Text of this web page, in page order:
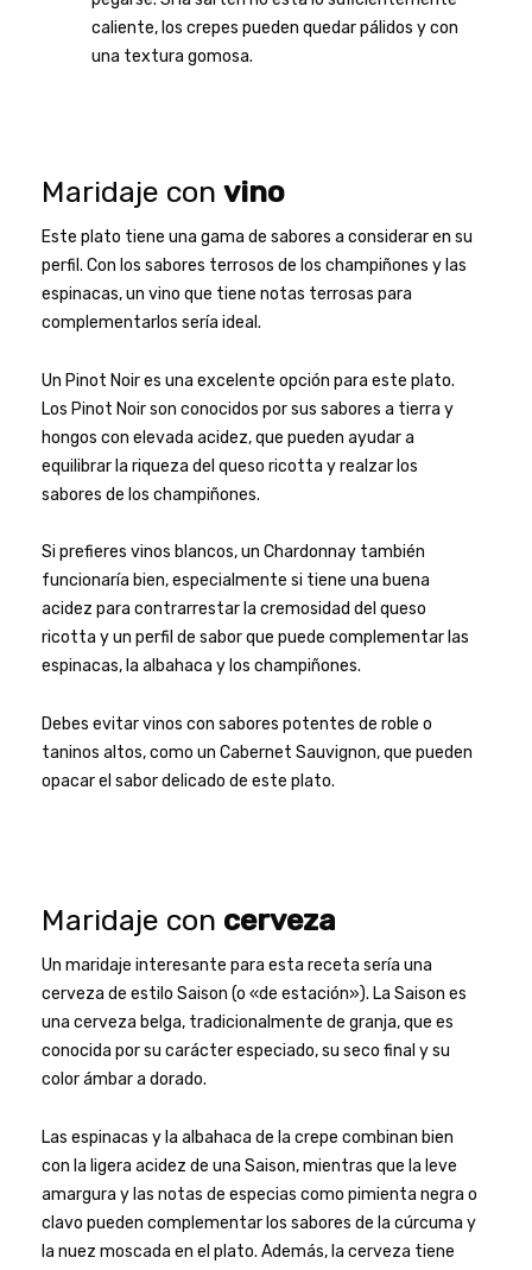
caliente, los crepes pueden quedar pálidos y con
una textura gomosa.
Maridaje con vino
Este plato tiene una gama de sabores a considerar en su
perfil. Con los sabores terrosos de los champiñones y las
espinacas, un vino que tiene notas terrosas para
complementarlos sería ideal.
Un Pinot Noir es una excelente opción para este plato.
Los Pinot Noir son conocidos por sus sabores a tierra y
hongos con elevada acidez, que pueden ayudar a
equilibrar la riqueza del queso ricotta y realzar los
sabores de los champiñones.
Si prefieres vinos blancos, un Chardonnay también
funcionaría bien, especialmente si tiene una buena
acidez para contrarrestar la cremosidad del queso
ricotta y un perfil de sabor que puede complementar las
espinacas, la albahaca y los champiñones.
Debes evitar vinos con sabores potentes de roble o
taninos altos, como un Cabernet Sauvignon, que pueden
opacar el sabor delicado de este plato.
Maridaje con cerveza
Un maridaje interesante para esta receta sería una
cerveza de estilo Saison (o «de estación»). La Saison es
una cerveza belga, tradicionalmente de granja, que es
conocida por su carácter especiado, su seco final y su
color ámbar a dorado.
Las espinacas y la albahaca de la crepe combinan bien
con la ligera acidez de una Saison, mientras que la leve
amargura y las notas de especias como pimienta negra o
clavo pueden complementar los sabores de la cúrcuma y
la nuez moscada en el plato. Además, la cerveza tiene